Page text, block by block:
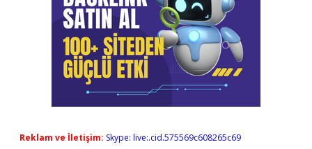
Reklam ve İletişim: Skype: live:.cid.575569c608265c69